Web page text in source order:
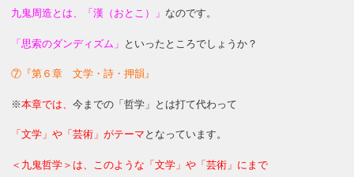
九鬼周造とは、「漢（おとこ）」 なのです。
「思索のダンディズム」 といったところでしょうか？
⑦『第６章 文学・詩・押韻』
※本章では、今までの「哲学」とは打て代わって
「文学」や「芸術」がテーマ となっています。
＜九鬼哲学＞は、このような「文学」や「芸術」にまで